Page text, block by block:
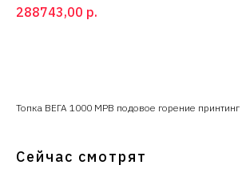
288743,00 р.
Топка ВЕГА 1000 MPB подовое горение
Сейчас смотрят